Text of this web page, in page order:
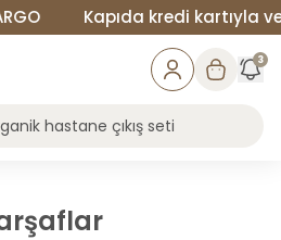
Kapıda kredi kartıyla
3